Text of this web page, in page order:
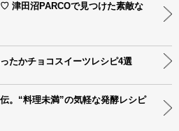
津田沼PARCOで見つけた素敵な
かチョコスイーツレシピ4選
。“料理未満”の気軽な発酵レシピ